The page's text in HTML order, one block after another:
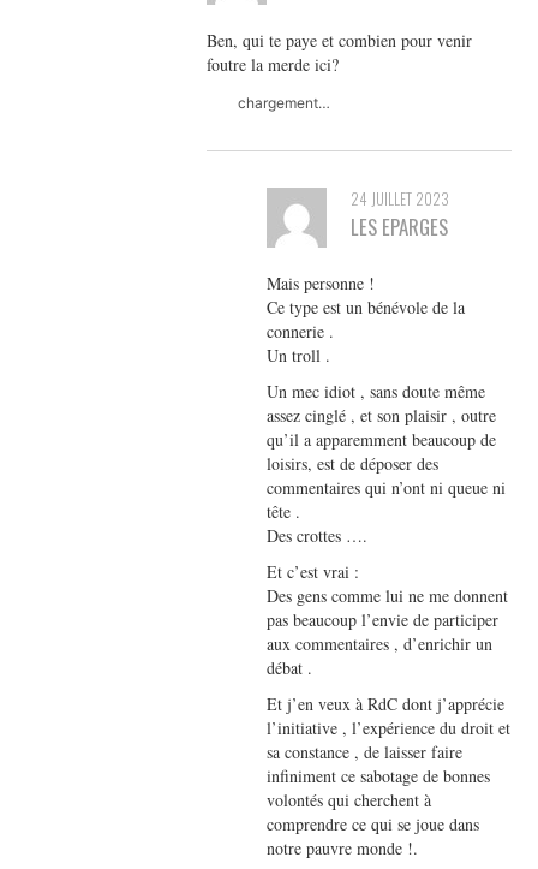
Ben, qui te paye et combien pour venir
foutre la merde ici?
chargement…
24 JUILLET 2023
LES EPARGES
Mais personne !
Ce type est un bénévole de la
connerie .
Un troll .
Un mec idiot , sans doute même
assez cinglé , et son plaisir , outre
qu’il a apparemment beaucoup de
loisirs, est de déposer des
commentaires qui n’ont ni queue ni
tête .
Des crottes ….
Et c’est vrai :
Des gens comme lui ne me donnent
pas beaucoup l’envie de participer
aux commentaires , d’enrichir un
débat .
Et j’en veux à RdC dont j’apprécie
l’initiative , l’expérience du droit et
sa constance , de laisser faire
infiniment ce sabotage de bonnes
volontés qui cherchent à
comprendre ce qui se joue dans
notre pauvre monde !.